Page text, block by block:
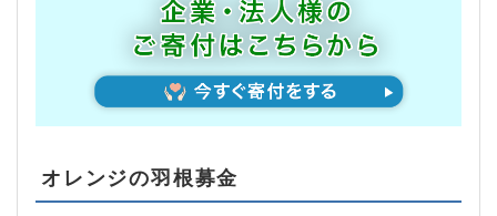
オレンジの羽根募金